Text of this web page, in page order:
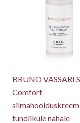
BRUNO VASSARI
Comfort
silmahoolduskreem
tundlikule nahale